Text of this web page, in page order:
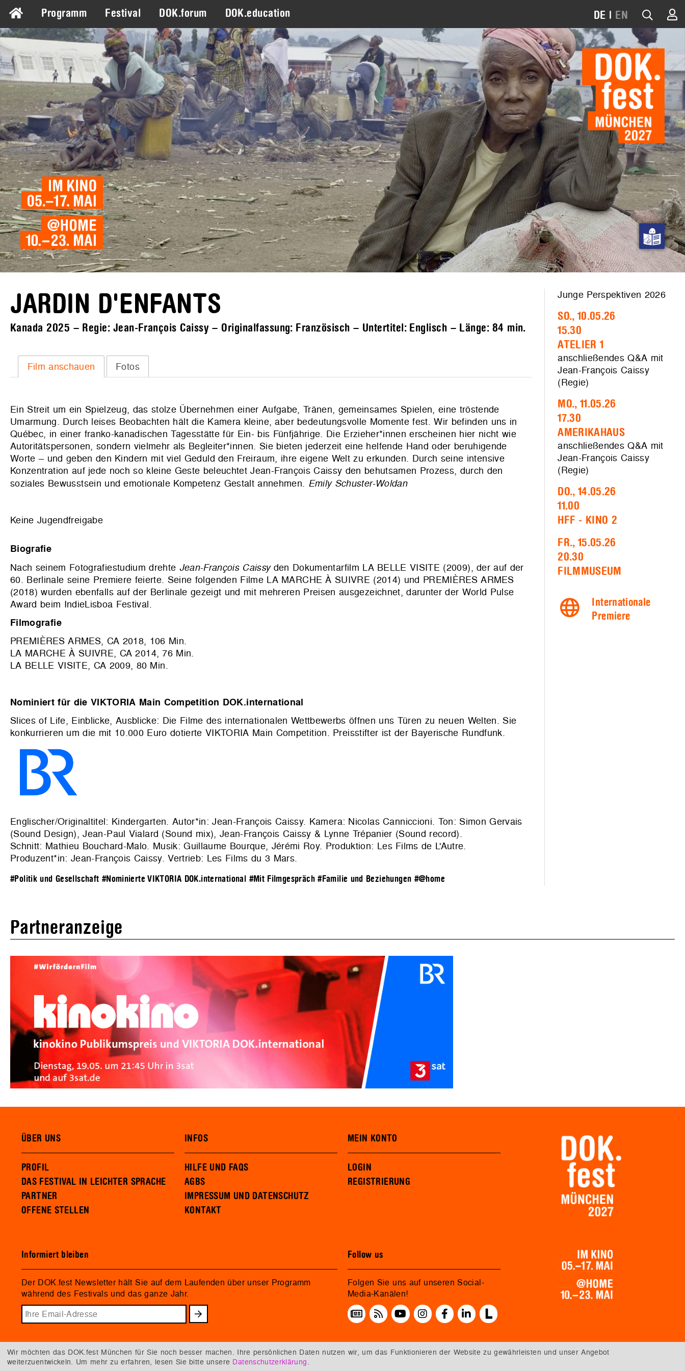
Programm Festival DOK.forum DOK.education DE | EN
JARDIN D'ENFANTS
Kanada 2025 – Regie: Jean-François Caissy – Originalfassung: Französisch – Untertitel: Englisch – Länge: 84 min.
Film anschauen Fotos
Ein Streit um ein Spielzeug, das stolze Übernehmen einer Aufgabe, Tränen, gemeinsames Spielen, eine tröstende
Umarmung. Durch leises Beobachten hält die Kamera kleine, aber bedeutungsvolle Momente fest. Wir befinden uns in
Québec, in einer franko-kanadischen Tagesstätte für Ein- bis Fünfjährige. Die Erzieher*innen erscheinen hier nicht wie
Autoritätspersonen, sondern vielmehr als Begleiter*innen. Sie bieten jederzeit eine helfende Hand oder beruhigende
Worte – und geben den Kindern mit viel Geduld den Freiraum, ihre eigene Welt zu erkunden. Durch seine intensive
Konzentration auf jede noch so kleine Geste beleuchtet Jean-François Caissy den behutsamen Prozess, durch den
soziales Bewusstsein und emotionale Kompetenz Gestalt annehmen. Emily Schuster-Woldan
Keine Jugendfreigabe
Biografie
Nach seinem Fotografiestudium drehte Jean-François Caissyden Dokumentarfilm LA BELLE VISITE (2009), der auf der
60. Berlinale seine Premiere feierte. Seine folgenden Filme LA MARCHE À SUIVRE (2014) und PREMIÈRES ARMES
(2018) wurden ebenfalls auf der Berlinale gezeigt und mit mehreren Preisen ausgezeichnet, darunter der World Pulse
Award beim IndieLisboa Festival.
Filmografie
PREMIÈRES ARMES, CA 2018, 106 Min.
LA MARCHE À SUIVRE, CA 2014, 76 Min.
LA BELLE VISITE, CA 2009, 80 Min.
Nominiert für die VIKTORIA Main Competition DOK.international
Slices of Life, Einblicke, Ausblicke: Die Filme des internationalen Wettbewerbs öffnen uns Türen zu neuen Welten. Sie
konkurrieren um die mit 10.000 Euro dotierte VIKTORIA Main Competition. Preisstifter ist der Bayerische Rundfunk.
Englischer/Originaltitel: Kindergarten. Autor*in: Jean-François Caissy. Kamera: Nicolas Canniccioni. Ton: Simon Gervais
(Sound Design), Jean-Paul Vialard (Sound mix), Jean-François Caissy & Lynne Trépanier (Sound record).
Schnitt: Mathieu Bouchard-Malo. Musik: Guillaume Bourque, Jérémi Roy. Produktion: Les Films de L'Autre.
Produzent*in: Jean-François Caissy. Vertrieb: Les Films du 3 Mars.
#Politik und Gesellschaft #Nominierte VIKTORIA DOK.international #Mit Filmgespräch #Familie und Beziehungen #@home
Junge Perspektiven 2026
SO., 10.05.26
15.30
ATELIER 1
anschließendes Q&A mit
Jean-François Caissy
(Regie)
MO., 11.05.26
17.30
AMERIKAHAUS
anschließendes Q&A mit
Jean-François Caissy
(Regie)
DO., 14.05.26
11.00
HFF - KINO 2
FR., 15.05.26
20.30
FILMMUSEUM
Internationale
Premiere
Partneranzeige
ÜBER UNS
PROFIL
DAS FESTIVAL IN LEICHTER SPRACHE
PARTNER
OFFENE STELLEN
INFOS
HILFE UND FAQS
AGBS
IMPRESSUM UND DATENSCHUTZ
KONTAKT
MEIN KONTO
LOGIN
REGISTRIERUNG
Informiert bleiben
Der DOK.fest Newsletter hält Sie auf dem Laufenden über unser Programm
während des Festivals und das ganze Jahr.
Follow us
Folgen Sie uns auf unseren Social-
Media-Kanälen!
Wir möchten das DOK.fest München für Sie noch besser machen. Ihre persönlichen Daten nutzen wir, um das Funktionieren der Website zu gewährleisten und unser Angebot
weiterzuentwickeln. Um mehr zu erfahren, lesen Sie bitte unsere Datenschutzerklärung.